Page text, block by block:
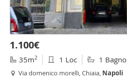
1.100€
35m2 1 Loc 1 Bagno
Via domenico morelli, Chiaia, Napoli